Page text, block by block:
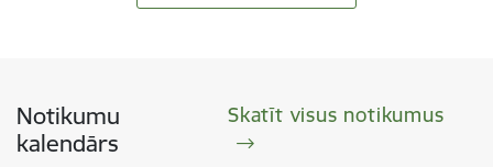
Notikumu
kalendārs
Skatīt visus notikumus